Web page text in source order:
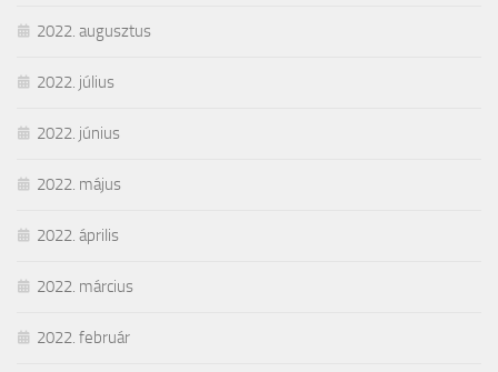
2022. augusztus
2022. július
2022. június
2022. május
2022. április
2022. március
2022. február